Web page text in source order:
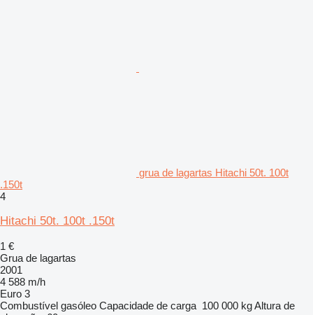
grua de lagartas Hitachi 50t. 100t
.150t
4
Hitachi 50t. 100t .150t
1 €
Grua de lagartas
2001
4 588 m/h
Euro 3
Combustível gasóleo Capacidade de carga 100 000 kgAltura de